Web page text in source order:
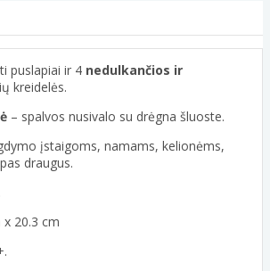
puslapiai ir 4 nedulkančios ir
kreidelės.
– spalvos nusivalo su drėgna šluoste.
įstaigoms, namams, kelionėms,
draugus.
20.3 cm